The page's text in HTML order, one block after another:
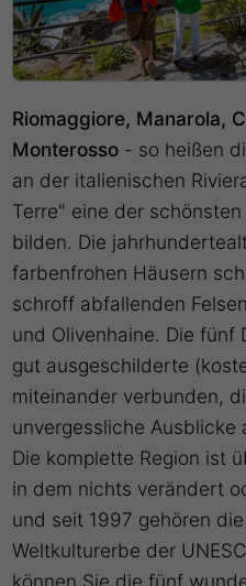
Riomaggiore, Manarola,
Monterosso - so heißen
an der italienischen
Terre" eine der
bilden. Die
farbenfrohen Häusern
schroff abfallenden
und Olivenhaine. Die
gut ausgeschilderte
miteinander verbunden,
unvergessliche
Die komplette Region ist
in dem nichts verändert
und seit 1997 gehören
Weltkulturerbe der
können Sie die fünf